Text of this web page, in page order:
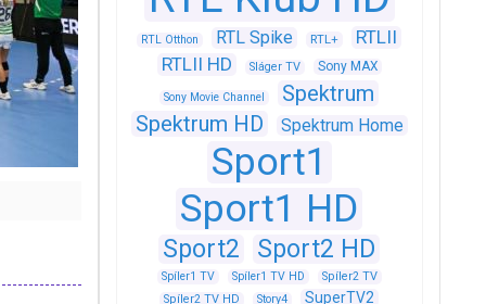
RTL Otthon RTL Spike RTL+
RTLII
RTLII HD
Sláger TV Sony MAX
Sony Movie Channel
Spektrum
Spektrum HD
Spektrum Home
Sport1
Sport1 HD
Sport2 Sport2 HD
Spíler1 TV Spíler1 TV HD
Spíler2 TV
Spíler2 TV HD
Story4 SuperTV2